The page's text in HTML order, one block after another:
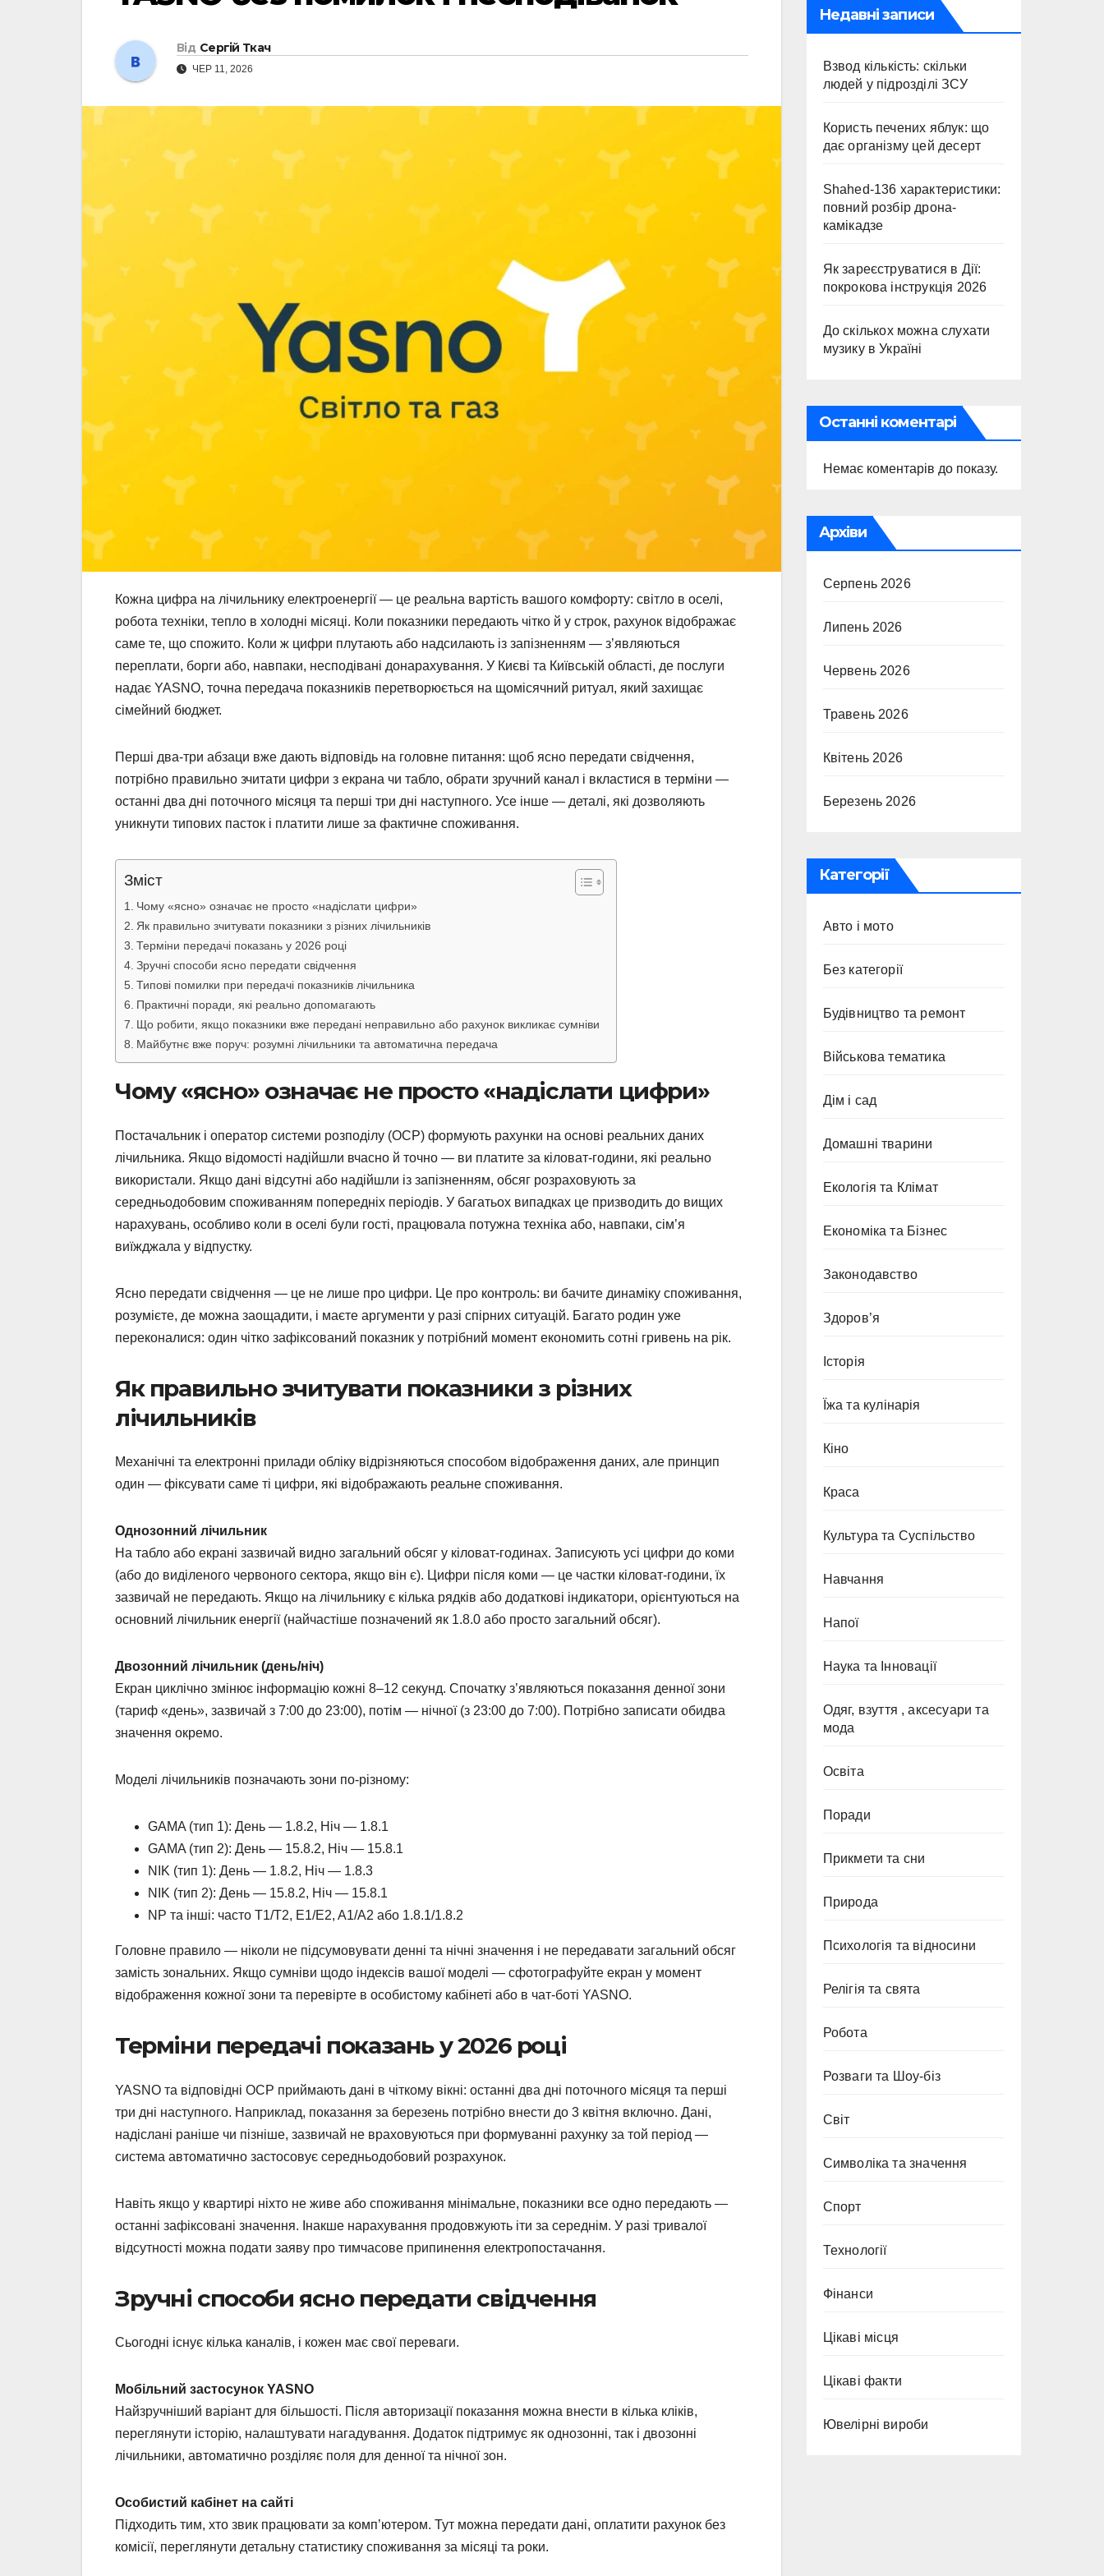
Від Сергій Ткач
ЧЕР 11, 2026
Кожна цифра на лічильнику електроенергії — це реальна вартість вашого комфорту: світло в оселі,
робота техніки, тепло в холодні місяці. Коли показники передають чітко й у строк, рахунок відображає
саме те, що спожито. Коли ж цифри плутають або надсилають із запізненням — з’являються
переплати, борги або, навпаки, несподівані донарахування. У Києві та Київській області, де послуги
надає YASNO, точна передача показників перетворюється на щомісячний ритуал, який захищає
сімейний бюджет.
Перші два-три абзаци вже дають відповідь на головне питання: щоб ясно передати свідчення,
потрібно правильно зчитати цифри з екрана чи табло, обрати зручний канал і вкластися в терміни —
останні два дні поточного місяця та перші три дні наступного. Усе інше — деталі, які дозволяють
уникнути типових пасток і платити лише за фактичне споживання.
Зміст
Чому «ясно» означає не просто «надіслати цифри»
Як правильно зчитувати показники з різних лічильників
Терміни передачі показань у 2026 році
Зручні способи ясно передати свідчення
Типові помилки при передачі показників лічильника
Практичні поради, які реально допомагають
Що робити, якщо показники вже передані неправильно або рахунок викликає сумніви
Майбутнє вже поруч: розумні лічильники та автоматична передача
Чому «ясно» означає не просто «надіслати цифри»
Постачальник і оператор системи розподілу (ОСР) формують рахунки на основі реальних даних
лічильника. Якщо відомості надійшли вчасно й точно — ви платите за кіловат-години, які реально
використали. Якщо дані відсутні або надійшли із запізненням, обсяг розраховують за
середньодобовим споживанням попередніх періодів. У багатьох випадках це призводить до вищих
нарахувань, особливо коли в оселі були гості, працювала потужна техніка або, навпаки, сім’я
виїжджала у відпустку.
Ясно передати свідчення — це не лише про цифри. Це про контроль: ви бачите динаміку споживання,
розумієте, де можна заощадити, і маєте аргументи у разі спірних ситуацій. Багато родин уже
переконалися: один чітко зафіксований показник у потрібний момент економить сотні гривень на рік.
Як правильно зчитувати показники з різних
лічильників
Механічні та електронні прилади обліку відрізняються способом відображення даних, але принцип
один — фіксувати саме ті цифри, які відображають реальне споживання.
Однозонний лічильник
На табло або екрані зазвичай видно загальний обсяг у кіловат-годинах. Записують усі цифри до коми
(або до виділеного червоного сектора, якщо він є). Цифри після коми — це частки кіловат-години, їх
зазвичай не передають. Якщо на лічильнику є кілька рядків або додаткові індикатори, орієнтуються на
основний лічильник енергії (найчастіше позначений як 1.8.0 або просто загальний обсяг).
Двозонний лічильник (день/ніч)
Екран циклічно змінює інформацію кожні 8–12 секунд. Спочатку з’являються показання денної зони
(тариф «день», зазвичай з 7:00 до 23:00), потім — нічної (з 23:00 до 7:00). Потрібно записати обидва
значення окремо.
Моделі лічильників позначають зони по-різному:
GAMA (тип 1): День — 1.8.2, Ніч — 1.8.1
GAMA (тип 2): День — 15.8.2, Ніч — 15.8.1
NIK (тип 1): День — 1.8.2, Ніч — 1.8.3
NIK (тип 2): День — 15.8.2, Ніч — 15.8.1
NP та інші: часто T1/T2, E1/E2, A1/A2 або 1.8.1/1.8.2
Головне правило — ніколи не підсумовувати денні та нічні значення і не передавати загальний обсяг
замість зональних. Якщо сумніви щодо індексів вашої моделі — сфотографуйте екран у момент
відображення кожної зони та перевірте в особистому кабінеті або в чат-боті YASNO.
Терміни передачі показань у 2026 році
YASNO та відповідні ОСР приймають дані в чіткому вікні: останні два дні поточного місяця та перші
три дні наступного. Наприклад, показання за березень потрібно внести до 3 квітня включно. Дані,
надіслані раніше чи пізніше, зазвичай не враховуються при формуванні рахунку за той період —
система автоматично застосовує середньодобовий розрахунок.
Навіть якщо у квартирі ніхто не живе або споживання мінімальне, показники все одно передають —
останні зафіксовані значення. Інакше нарахування продовжують іти за середнім. У разі тривалої
відсутності можна подати заяву про тимчасове припинення електропостачання.
Зручні способи ясно передати свідчення
Сьогодні існує кілька каналів, і кожен має свої переваги.
Мобільний застосунок YASNO
Найзручніший варіант для більшості. Після авторизації показання можна внести в кілька кліків,
переглянути історію, налаштувати нагадування. Додаток підтримує як однозонні, так і двозонні
лічильники, автоматично розділяє поля для денної та нічної зон.
Особистий кабінет на сайті
Підходить тим, хто звик працювати за комп’ютером. Тут можна передати дані, оплатити рахунок без
комісії, переглянути детальну статистику споживання за місяці та роки.
Недавні записи
Взвод кількість: скільки
людей у підрозділі ЗСУ
Користь печених яблук: що
дає організму цей десерт
Shahed-136 характеристики:
повний розбір дрона-
камікадзе
Як зареєструватися в Дії:
покрокова інструкція 2026
До скількох можна слухати
музику в Україні
Останні коментарі
Немає коментарів до показу.
Архіви
Серпень 2026
Липень 2026
Червень 2026
Травень 2026
Квітень 2026
Березень 2026
Категорії
Авто і мото
Без категорії
Будівництво та ремонт
Військова тематика
Дім і сад
Домашні тварини
Екологія та Клімат
Економіка та Бізнес
Законодавство
Здоров’я
Історія
Їжа та кулінарія
Кіно
Краса
Культура та Суспільство
Навчання
Напої
Наука та Інновації
Одяг, взуття , аксесуари та
мода
Освіта
Поради
Прикмети та сни
Природа
Психологія та відносини
Релігія та свята
Робота
Розваги та Шоу-біз
Світ
Символіка та значення
Спорт
Технології
Фінанси
Цікаві місця
Цікаві факти
Ювелірні вироби